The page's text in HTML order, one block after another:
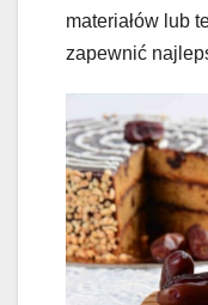
materiałów lub
zapewnić